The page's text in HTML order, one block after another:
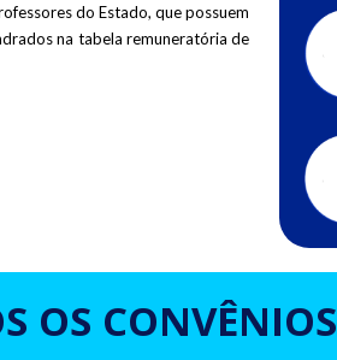
do Estado, que possuem
na tabela remuneratória de
OS CONVÊNIOS